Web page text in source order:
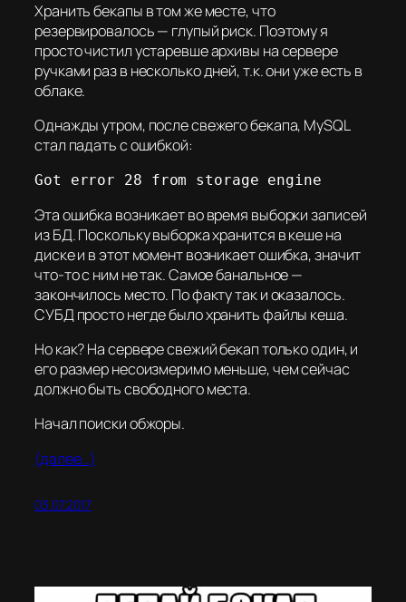
Хранить бекапы в том же месте, что
резервировалось — глупый риск. Поэтому я
просто чистил устаревше архивы на сервере
ручками раз в несколько дней, т.к. они уже есть в
облаке.
Однажды утром, после свежего бекапа, MySQL
стал падать с ошибкой:
Got error 28 from storage engine
Эта ошибка возникает во время выборки записей
из БД. Поскольку выборка хранится в кеше на
диске и в этот момент возникает ошибка, значит
что-то с ним не так. Самое банальное —
закончилось место. По факту так и оказалось.
СУБД просто негде было хранить файлы кеша.
Но как? На сервере свежий бекап только один, и
его размер несоизмеримо меньше, чем сейчас
должно быть свободного места.
Начал поиски обжоры.
(далее…)
03.07.2017